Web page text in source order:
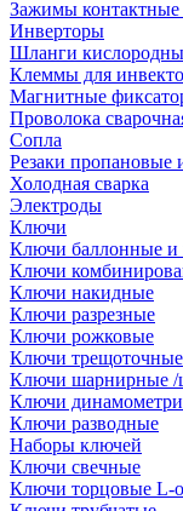
Зажимы
Инверторы
Шланги
Клеммы для
Магнитные
Проволока
Сопла
Резаки пропановые
Холодная сварка
Электроды
Ключи
Ключи баллонные и
Ключи
Ключи накидные
Ключи разрезные
Ключи рожковые
Ключи трещоточные
Ключи шарнирные /
Ключи
Ключи разводные
Наборы ключей
Ключи свечные
Ключи торцовые L-